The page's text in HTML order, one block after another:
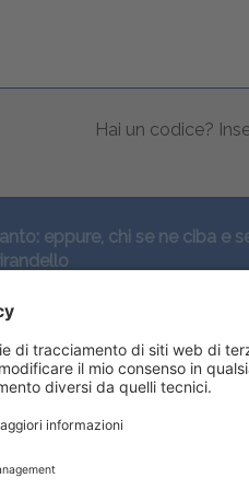
Hai un codice?
eppure, chi se ne ciba e